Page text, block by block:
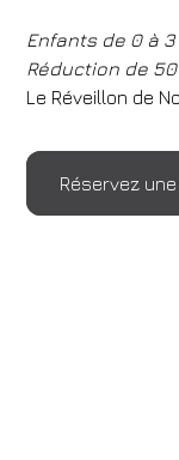
Enfants de 0 à
Réduction de 50
Le Réveillon de
Réservez